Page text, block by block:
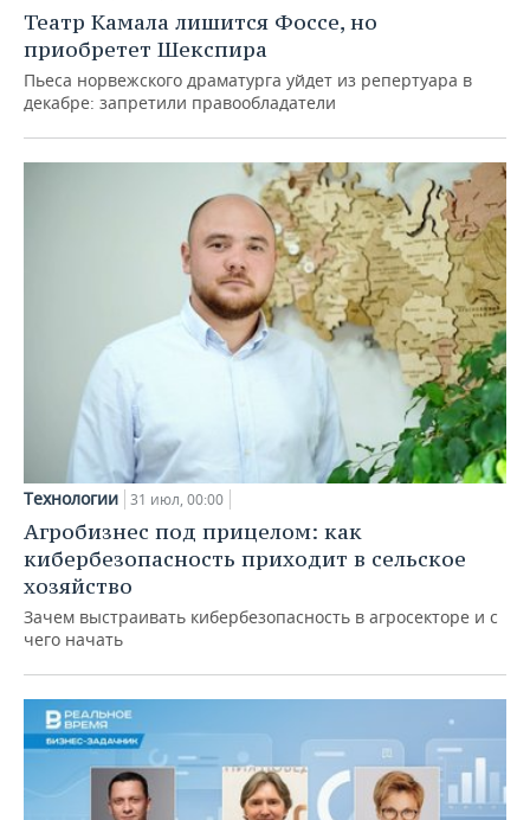
Театр Камала лишится Фоссе, но
приобретет Шекспира
Пьеса норвежского драматурга уйдет из репертуара в
декабре: запретили правообладатели
Технологии 31 июл, 00:00
Агробизнес под прицелом: как
кибербезопасность приходит в сельское
хозяйство
Зачем выстраивать кибербезопасность в агросекторе и с
чего начать